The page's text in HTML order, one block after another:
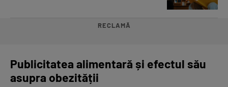
RECLAMĂ
Publicitatea alimentară și efectul său
asupra obezității